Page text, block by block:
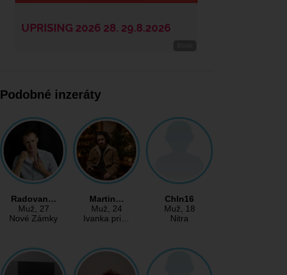
Podobné inzeráty
Radovan…
Muž, 27
Nové Zámky
Martin…
Muž, 24
Ivanka pri…
Chln16
Muž, 18
Nitra